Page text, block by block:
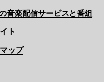
音楽配信サービスと番組
ト
ップ